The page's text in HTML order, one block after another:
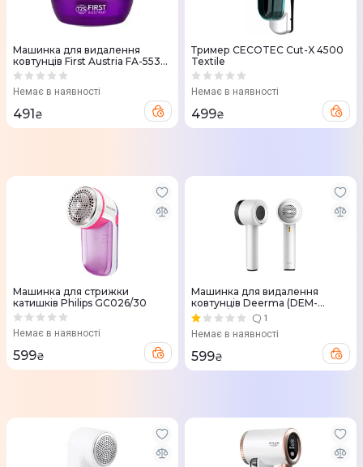
Машинка для видалення
ковтунців First Austria FA-5530-
4-PU
Немає в наявності
491₴
Тример CECOTEC Cut-X 4500
Textile
Немає в наявності
499₴
Машинка для стрижки
катишків Philips GC026/30
Немає в наявності
599₴
Машинка для видалення
ковтунців Deerma (DEM-
MQ813/MQ813W)
1
Немає в наявності
599₴